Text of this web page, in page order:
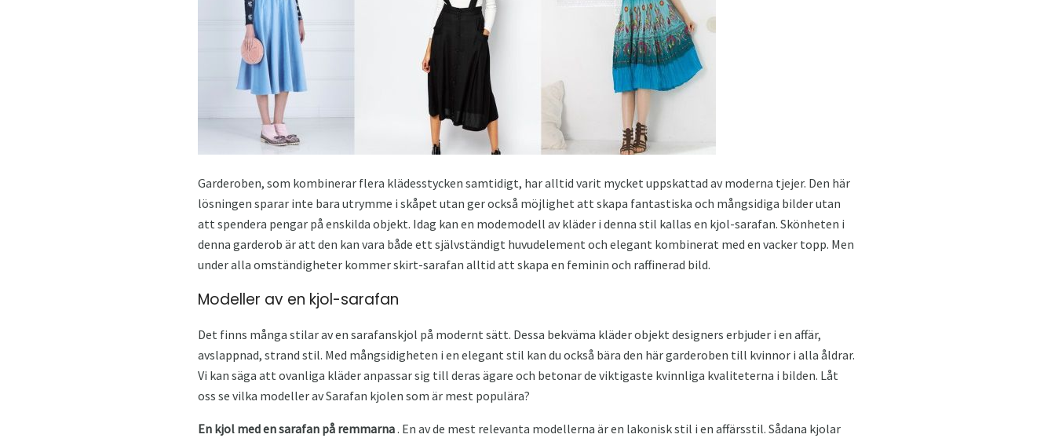
Garderoben, som kombinerar flera klädesstycken samtidigt, har alltid varit mycket uppskattad av moderna tjejer. Den här
lösningen sparar inte bara utrymme i skåpet utan ger också möjlighet att skapa fantastiska och mångsidiga bilder utan
att spendera pengar på enskilda objekt. Idag kan en modemodell av kläder i denna stil kallas en kjol-sarafan. Skönheten i
denna garderob är att den kan vara både ett självständigt huvudelement och elegant kombinerat med en vacker topp. Men
under alla omständigheter kommer skirt-sarafan alltid att skapa en feminin och raffinerad bild.
Modeller av en kjol-sarafan
Det finns många stilar av en sarafanskjol på modernt sätt. Dessa bekväma kläder objekt designers erbjuder i en affär,
avslappnad, strand stil. Med mångsidigheten i en elegant stil kan du också bära den här garderoben till kvinnor i alla åldrar.
Vi kan säga att ovanliga kläder anpassar sig till deras ägare och betonar de viktigaste kvinnliga kvaliteterna i bilden. Låt
oss se vilka modeller av Sarafan kjolen som är mest populära?
En kjol med en sarafan på remmarna. En av de mest relevanta modellerna är en lakonisk stil i en affärsstil. Sådana kjolar